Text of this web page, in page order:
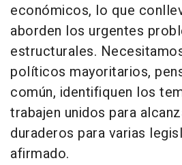
económicos, lo que
aborden los urgentes
estructurales.
políticos mayoritarios,
común, identifiquen los
trabajen unidos para
duraderos para varias
afirmado.